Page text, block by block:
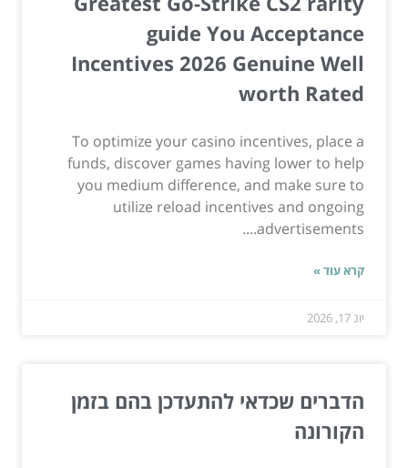
guide You Acceptance
Incentives 2026 Genuine Well
worth Rated
To optimize your casino incentives, place a
funds, discover games having lower to help
you medium difference, and make sure to
utilize reload incentives and ongoing
advertisements....
קרא עוד »
יונ 17, 2026
הדברים שכדאי להתעדכן בהם בזמן
הקורונה